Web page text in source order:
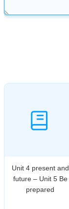
Unit 4 present and
future – Unit 5 Be
prepared